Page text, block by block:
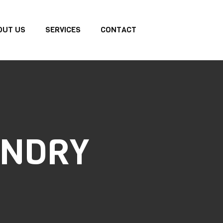
US SERVICES CONTACT